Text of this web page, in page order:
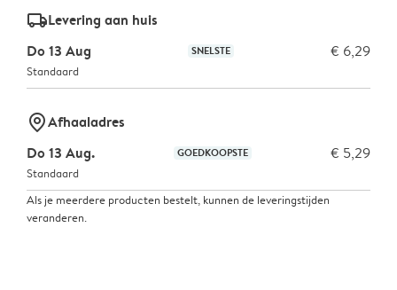
delivery_standard_v2Levering aan huis
Do 13 Aug
SNELSTE € 6,29
Standaard
marker-pinAfhaaladres
Do 13 Aug.
GOEDKOOPSTE € 5,29
Standaard
Als je meerdere producten bestelt, kunnen de leveringstijden
veranderen.